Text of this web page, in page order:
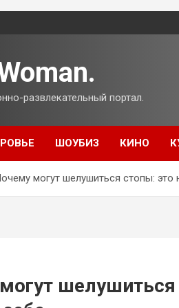
развлекательный портал.
ШОУБИЗ КИНО
могут шелушиться стопы: это
шелушиться